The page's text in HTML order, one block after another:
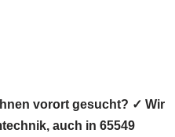
vorort gesucht? ✓ Wir
auch in 65549